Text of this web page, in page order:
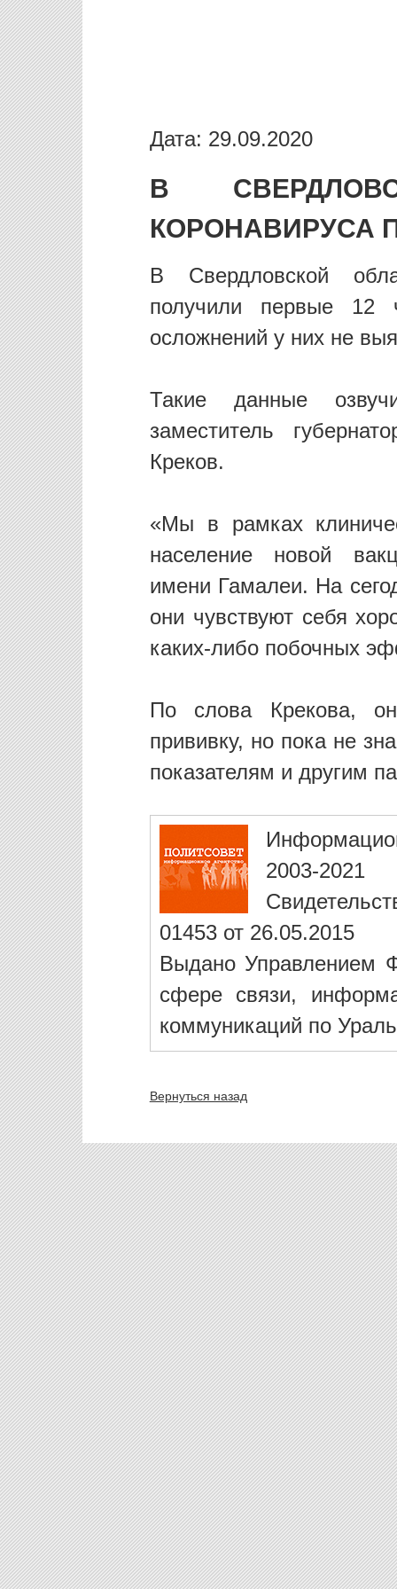
Дата: 29.09.2020
В
КОРОНАВИРУСА
В Свердловской
получили первые 12
осложнений у них не
Такие данные
заместитель
Креков.
«Мы в рамках
население новой
имени Гамалеи. На
они чувствуют себя
каких-либо побочных
По слова Крекова,
прививку, но пока не
показателям и другим
2003-2021
01453 от 26.05.2015
Выдано Управлением
сфере связи,
коммуникаций по
Вернуться назад